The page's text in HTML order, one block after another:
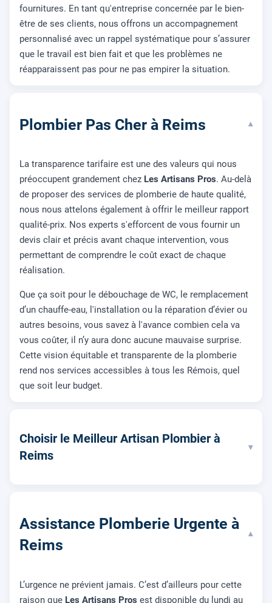
fournitures. En tant qu'entreprise concernée par le bien-
être de ses clients, nous offrons un accompagnement
personnalisé avec un rappel systématique pour s’assurer
que le travail est bien fait et que les problèmes ne
réapparaissent pas pour ne pas empirer la situation.
Plombier Pas Cher à Reims ▾
La transparence tarifaire est une des valeurs qui nous
préoccupent grandement chez Les Artisans Pros. Au-delà
de proposer des services de plomberie de haute qualité,
nous nous attelons également à offrir le meilleur rapport
qualité-prix. Nos experts s'efforcent de vous fournir un
devis clair et précis avant chaque intervention, vous
permettant de comprendre le coût exact de chaque
réalisation.
Que ça soit pour le débouchage de WC, le remplacement
d’un chauffe-eau, l'installation ou la réparation d’évier ou
autres besoins, vous savez à l'avance combien cela va
vous coûter, il n’y aura donc aucune mauvaise surprise.
Cette vision équitable et transparente de la plomberie
rend nos services accessibles à tous les Rémois, quel
que soit leur budget.
Choisir le Meilleur Artisan Plombier à
Reims
▾
Assistance Plomberie Urgente à
Reims
▾
L’urgence ne prévient jamais. C’est d’ailleurs pour cette
raison que Les Artisans Pros est disponible du lundi au